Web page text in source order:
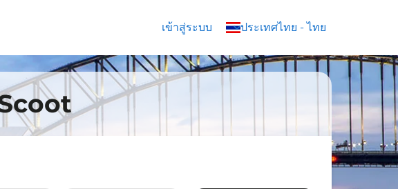
เข้าสู่ระบบ ประเทศไทย - ไทย
keyboard_arrow_down